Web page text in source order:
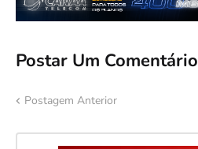
Postar Um Comentário
Postagem Anterior